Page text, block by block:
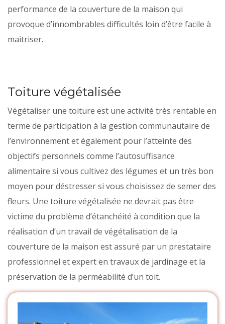
performance de la couverture de la maison qui
provoque d’innombrables difficultés loin d’être facile à
maitriser.
Toiture végétalisée
Végétaliser une toiture est une activité très rentable en
terme de participation à la gestion communautaire de
l’environnement et également pour l’atteinte des
objectifs personnels comme l’autosuffisance
alimentaire si vous cultivez des légumes et un très bon
moyen pour déstresser si vous choisissez de semer des
fleurs. Une toiture végétalisée ne devrait pas être
victime du problème d’étanchéité à condition que la
réalisation d’un travail de végétalisation de la
couverture de la maison est assuré par un prestataire
professionnel et expert en travaux de jardinage et la
préservation de la perméabilité d’un toit.